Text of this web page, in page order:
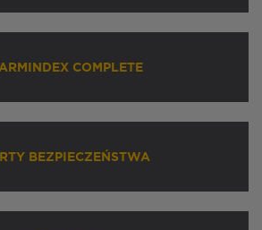
COMPLETE
BEZPIECZEŃSTWA